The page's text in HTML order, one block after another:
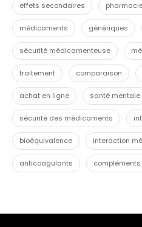
effets secondaires
médicaments génériques
sécurité médicamenteuse
traitement comparaison
achat en ligne santé mentale
sécurité des médicaments
bioéquivalence interaction
anticoagulants